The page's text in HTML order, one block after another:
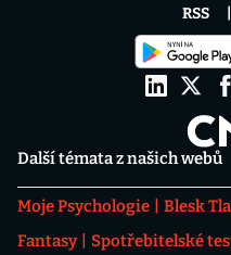
Další témata z našich webů
Moje Psychologie Blesk
Fantasy
Spotřebitelské
RSS